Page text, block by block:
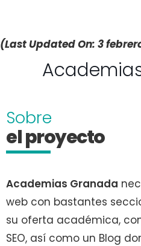
(Last Updated On: 3
Sobre
el proyecto
Academias Granada
web con bastantes
su oferta académica,
SEO, así como un Blog